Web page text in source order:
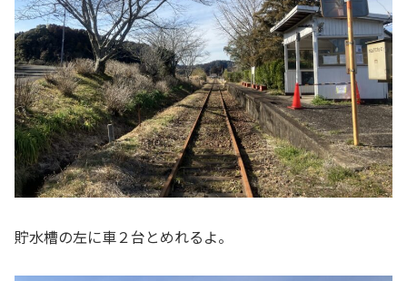
貯水槽の左に車２台とめれるよ。